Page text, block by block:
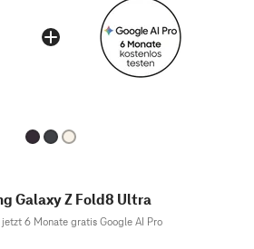
Galaxy Z Fold8 Ultra
6 Monate gratis Google AI Pro